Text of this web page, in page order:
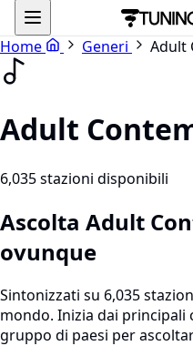
Home Generi Adult
Adult
6,035 stazioni disponibili
Ascolta Adult
ovunque
Sintonizzati su 6,035
mondo. Inizia dai principali
gruppo di paesi per